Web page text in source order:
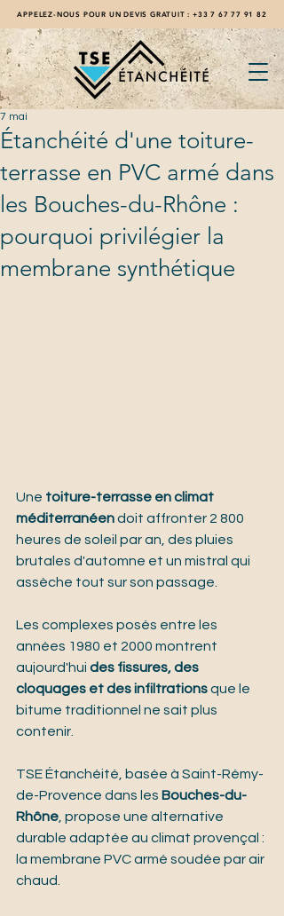
APPELEZ-NOUS POUR UN DEVIS GRATUIT : +33 7 67 77 91 82
Étanchéité d'une toiture-
terrasse en PVC armé dans
les Bouches-du-Rhône :
pourquoi privilégier la
membrane synthétique
7 mai
Une toiture-terrasse en climat
méditerranéen doit affronter 2 800
heures de soleil par an, des pluies
brutales d'automne et un mistral qui
assèche tout sur son passage.
Les complexes posés entre les
années 1980 et 2000 montrent
aujourd'hui des fissures, des
cloquages et des infiltrations que le
bitume traditionnel ne sait plus
contenir.
TSE Étanchéité, basée à Saint-Rémy-
de-Provence dans les Bouches-du-
Rhône, propose une alternative
durable adaptée au climat provençal :
la membrane PVC armé soudée par air
chaud.